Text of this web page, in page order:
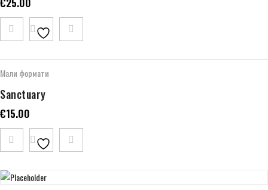
Мали формати
Sanctuary
€15.00